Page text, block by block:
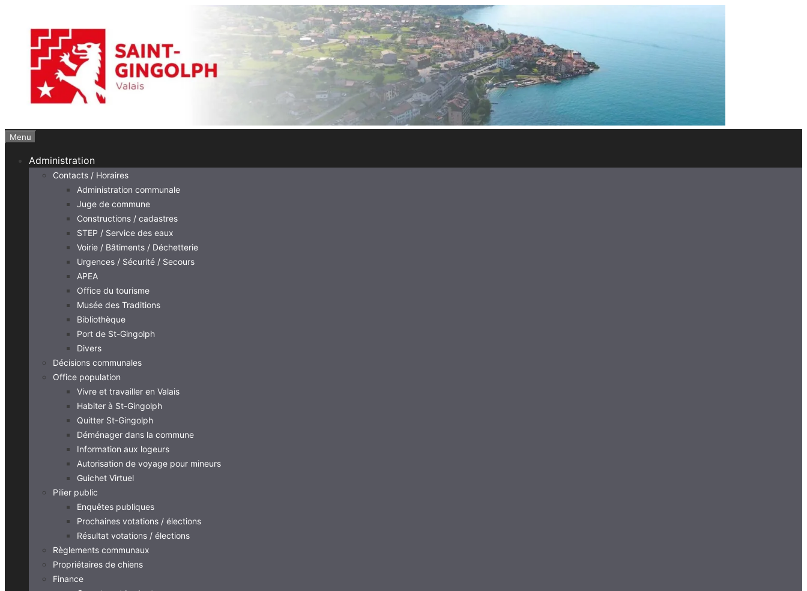
contenu
Menu
Administration
Contacts / Horaires
Administration communale
Juge de commune
Constructions / cadastres
STEP / Service des eaux
Voirie / Bâtiments / Déchetterie
Urgences / Sécurité / Secours
APEA
Office du tourisme
Musée des Traditions
Bibliothèque
Port de St-Gingolph
Divers
Décisions communales
Office population
Vivre et travailler en Valais
Habiter à St-Gingolph
Quitter St-Gingolph
Déménager dans la commune
Information aux logeurs
Autorisation de voyage pour mineurs
Guichet Virtuel
Pilier public
Enquêtes publiques
Prochaines votations / élections
Résultat votations / élections
Règlements communaux
Propriétaires de chiens
Finance